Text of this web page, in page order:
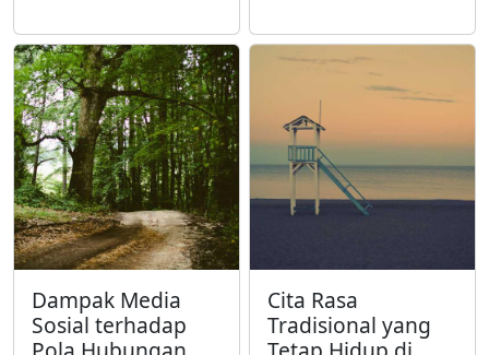
Dampak Media
Sosial terhadap
Cita Rasa
Tradisional yang